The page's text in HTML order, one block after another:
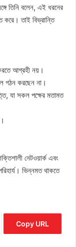
তিনি বলেন, এই ধরনের
করে। তাই বিভ্রান্তি
আগ্রহী নয়।
গঠন করছেন না।
যা সকল পক্ষের মতামত
নেটওয়ার্ক এবং
ভিন্নমত থাকতে
Copy URL